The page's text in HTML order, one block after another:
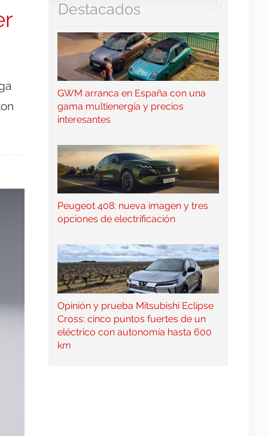
Destacados
GWM arranca en España con una
gama multienergía y precios
interesantes
Peugeot 408: nueva imagen y tres
opciones de electrificación
Opinión y prueba Mitsubishi Eclipse
Cross: cinco puntos fuertes de un
eléctrico con autonomía hasta 600
km